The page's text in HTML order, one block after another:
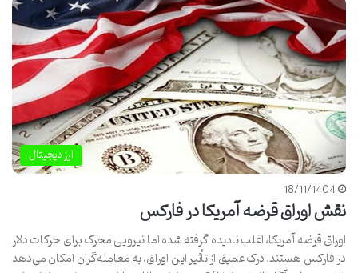
ارز دیجیتال
18/11/1404
نقش اوراق قرضه آمریکا در فارکس
اوراق قرضه آمریکا، اغلب نادیده گرفته شده اما نیرویی محرک برای حرکات دلار
در فارکس هستند. درک عمیق از تأثیر این اوراق، به معامله‌گران امکان می‌دهد